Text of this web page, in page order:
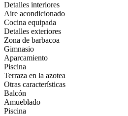
Detalles interiores
Aire acondicionado
Cocina equipada
Detalles exteriores
Zona de barbacoa
Gimnasio
Aparcamiento
Piscina
Terraza en la azotea
Otras características
Balcón
Amueblado
Piscina